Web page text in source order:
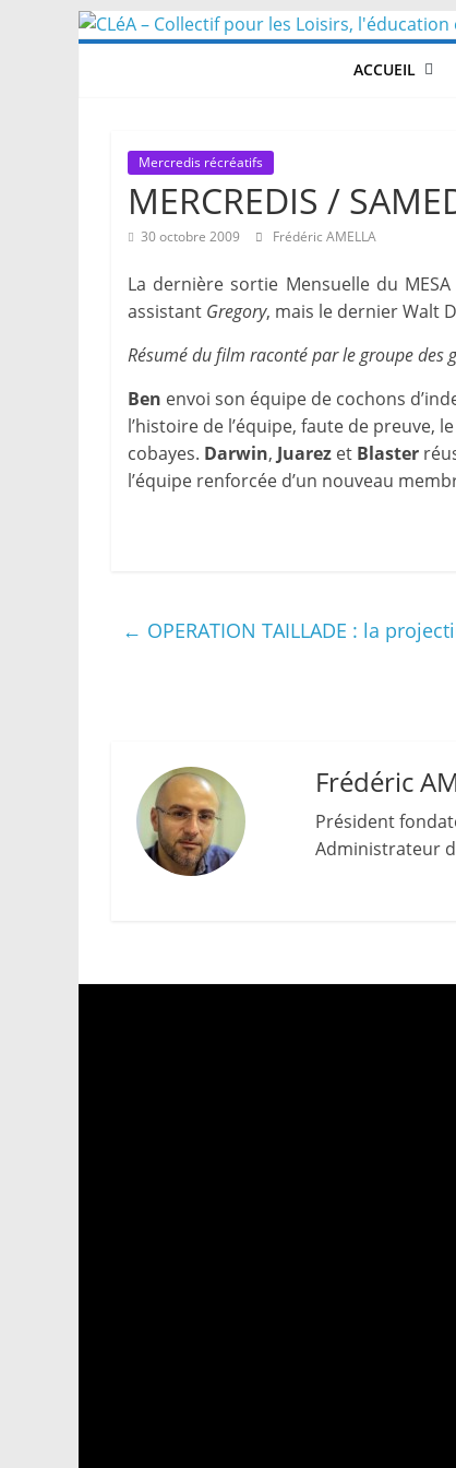
Skip
to
ACCUEIL
Mercredis récréatifs
MERCREDIS /
30 octobre 2009 Frédéric AMELLA
La dernière sortie Mensuelle du
assistant Gregory, mais le dernier Walt
Résumé du film raconté par le groupe
Ben envoi son équipe de cochons
l’histoire de l’équipe, faute de preuve, le
cobayes. Darwin, Juarez et Blaster
l’équipe renforcée d’un nouveau
← OPERATION TAILLADE : la
Frédéric
Président
Administrateur